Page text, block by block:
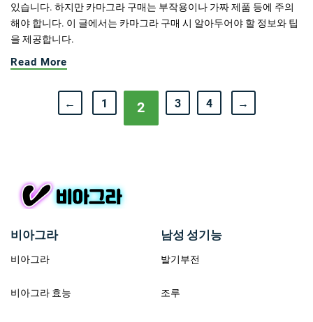
있습니다. 하지만 카마그라 구매는 부작용이나 가짜 제품 등에 주의
해야 합니다. 이 글에서는 카마그라 구매 시 알아두어야 할 정보와 팁
을 제공합니다.
Read More
← 1 2 3 4 →
비아그라
비아그라
비아그라 효능
남성 성기능
발기부전
조루